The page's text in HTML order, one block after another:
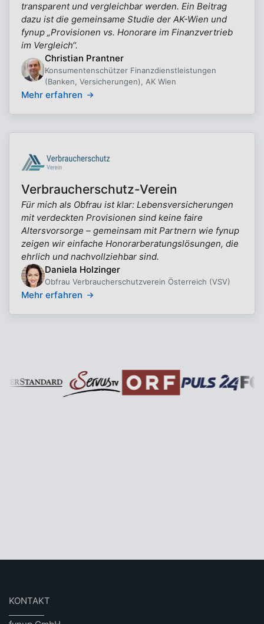
transparent und vergleichbar werden. Ein Beitrag
dazu ist die gemeinsame Studie der AK-Wien und
fynup „Provisionen vs. Honorare im Finanzvertrieb
im Vergleich“.
Christian Prantner
Konsumentenschützer Finanzdienstleistungen
(Banken, Versicherungen), AK Wien
Mehr erfahren
Verbraucherschutz-Verein
Für mich als Obfrau ist klar: Lebensversicherungen
mit verdeckten Provisionen sind keine faire
Altersvorsorge – gemeinsam mit Partnern wie fynup
zeigen wir einfache Honorarberatungslösungen, die
ehrlich und nachvollziehbar sind.
Daniela Holzinger
Obfrau Verbraucherschutzverein Österreich (VSV)
Mehr erfahren
KONTAKT